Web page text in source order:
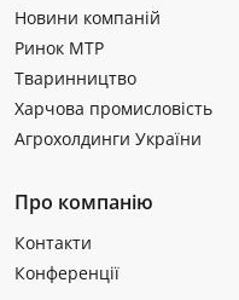
Новини компаній
Ринок МТР
Тваринництво
Харчова промисловість
Агрохолдинги України
Про компанію
Контакти
Конференції